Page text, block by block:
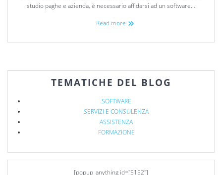
studio paghe e azienda, è necessario affidarsi ad un software…
Read more
TEMATICHE DEL BLOG
SOFTWARE
SERVIZI E CONSULENZA
ASSISTENZA
FORMAZIONE
[popup_anything id="5152"]